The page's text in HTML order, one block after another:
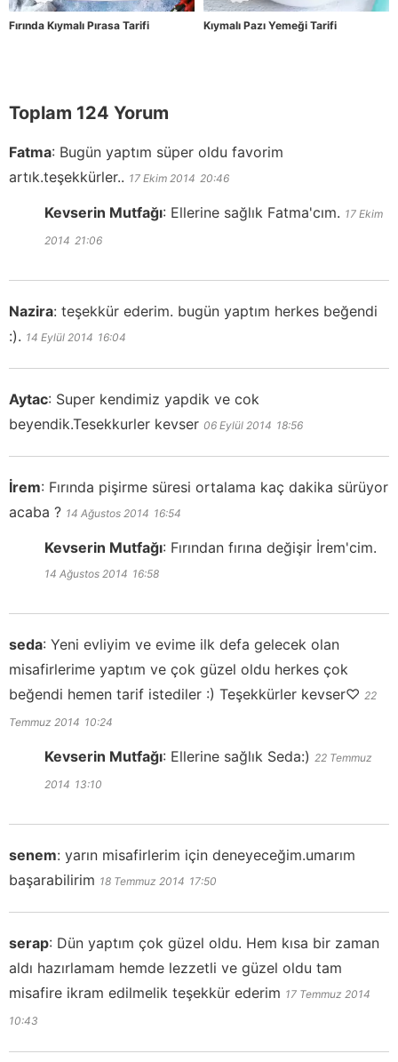
Fırında Kıymalı Pırasa Tarifi Kıymalı Pazı Yemeği Tarifi
Toplam 124 Yorum
Fatma: Bugün yaptım süper oldu favorim
artık.teşekkürler.. 17 Ekim 2014 20:46
Kevserin Mutfağı: Ellerine sağlık Fatma'cım. 17 Ekim
2014 21:06
Nazira: teşekkür ederim. bugün yaptım herkes beğendi
:). 14 Eylül 2014 16:04
Aytac: Super kendimiz yapdik ve cok
beyendik.Tesekkurler kevser 06 Eylül 2014 18:56
İrem: Fırında pişirme süresi ortalama kaç dakika sürüyor
acaba ? 14 Ağustos 2014 16:54
Kevserin Mutfağı: Fırından fırına değişir İrem'cim.
14 Ağustos 2014 16:58
seda: Yeni evliyim ve evime ilk defa gelecek olan
misafirlerime yaptım ve çok güzel oldu herkes çok
beğendi hemen tarif istediler :) Teşekkürler kevser♡ 22
Temmuz 2014 10:24
Kevserin Mutfağı: Ellerine sağlık Seda:) 22 Temmuz
2014 13:10
senem: yarın misafirlerim için deneyeceğim.umarım
başarabilirim 18 Temmuz 2014 17:50
serap: Dün yaptım çok güzel oldu. Hem kısa bir zaman
aldı hazırlamam hemde lezzetli ve güzel oldu tam
misafire ikram edilmelik teşekkür ederim 17 Temmuz 2014
10:43